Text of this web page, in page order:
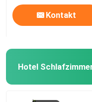
Kontakt
Hotel